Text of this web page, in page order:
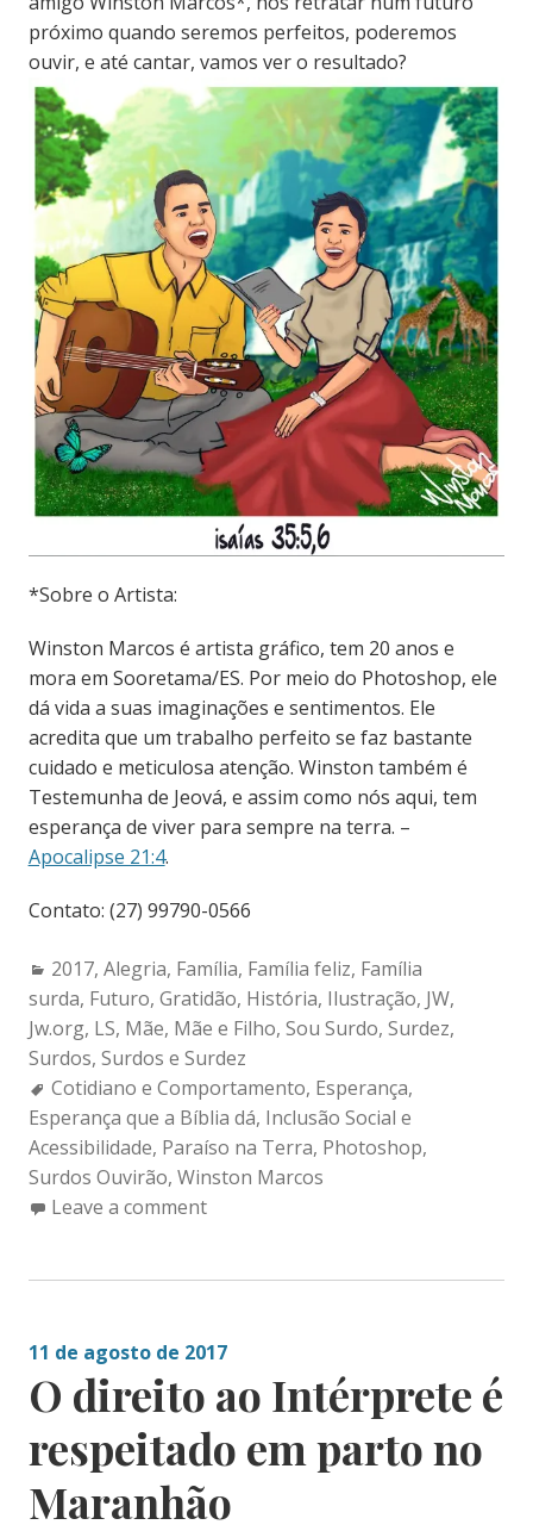
próximo quando seremos perfeitos, poderemos
ouvir, e até cantar, vamos ver o resultado?
*Sobre o Artista:
Winston Marcos é artista gráfico, tem 20 anos e
mora em Sooretama/ES. Por meio do Photoshop, ele
dá vida a suas imaginações e sentimentos. Ele
acredita que um trabalho perfeito se faz bastante
cuidado e meticulosa atenção. Winston também é
Testemunha de Jeová, e assim como nós aqui, tem
esperança de viver para sempre na terra. –
Apocalipse 21:4.
Contato: (27) 99790-0566
Categories:
2017, Alegria, Família, Família feliz, Família
surda, Futuro, Gratidão, História, Ilustração, JW,
Jw.org, LS, Mãe, Mãe e Filho, Sou Surdo, Surdez,
Surdos, Surdos e Surdez
Tags:
Cotidiano e Comportamento, Esperança,
Esperança que a Bíblia dá, Inclusão Social e
Acessibilidade, Paraíso na Terra, Photoshop,
Surdos Ouvirão, Winston Marcos
Leave a comment
11 de agosto de 2017
O direito ao Intérprete é
respeitado em parto no
Maranhão